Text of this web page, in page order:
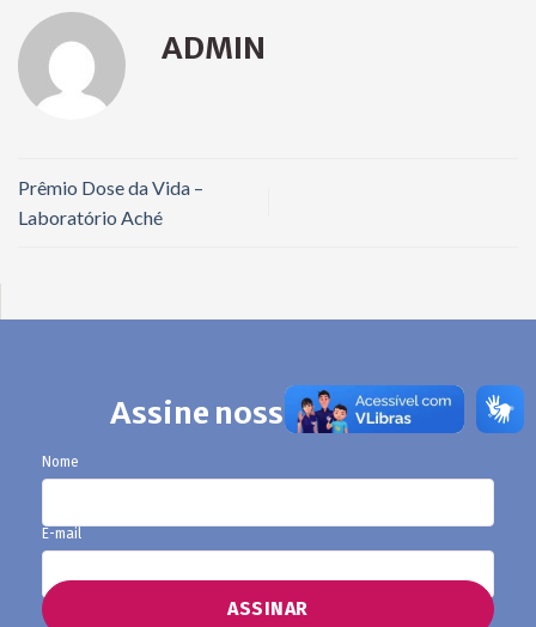
ADMIN
Prêmio Dose da Vida –
Laboratório Aché
Assine nosso boletim
Nome
E-mail